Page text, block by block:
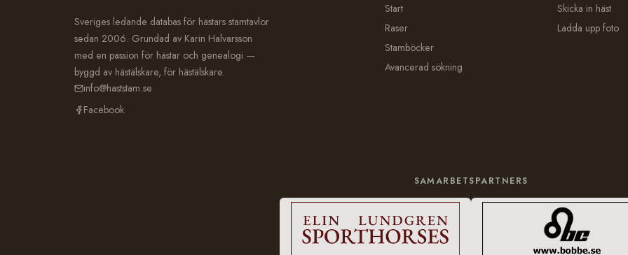
Sveriges ledande databas för hästars stamtavlor
sedan 2006. Grundad av Karin Halvarsson
med en passion för hästar och genealogi —
byggd av hästälskare, för hästälskare.
info@haststam.se
Facebook
Start
Raser
Stamböcker
Avancerad sökning
Skicka in häst
Ladda upp foto
SAMARBETSPARTNERS